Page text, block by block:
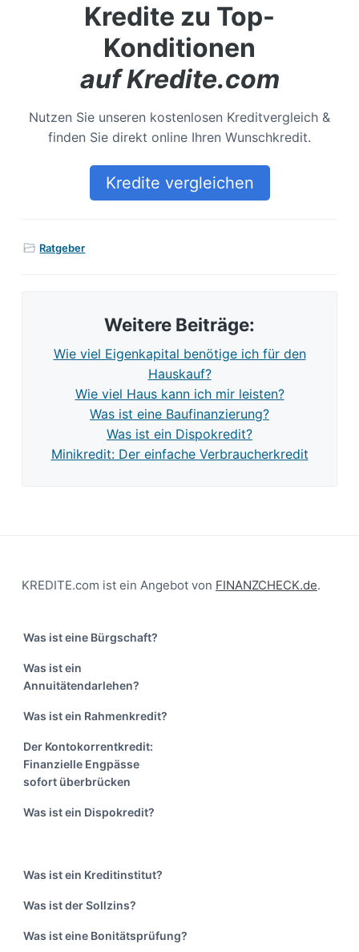
Kredite zu Top-
Konditionen
auf Kredite.com
Nutzen Sie unseren kostenlosen Kreditvergleich &
finden Sie direkt online Ihren Wunschkredit.
Kredite vergleichen
Ratgeber
Weitere Beiträge:
Wie viel Eigenkapital benötige ich für den
Hauskauf?
Wie viel Haus kann ich mir leisten?
Was ist eine Baufinanzierung?
Was ist ein Dispokredit?
Minikredit: Der einfache Verbraucherkredit
Footer
KREDITE.com ist ein Angebot von FINANZCHECK.de.
Was ist eine Bürgschaft?
Was ist ein
Annuitätendarlehen?
Was ist ein Rahmenkredit?
Der Kontokorrentkredit:
Finanzielle Engpässe
sofort überbrücken
Was ist ein Dispokredit?
Was ist ein Kreditinstitut?
Was ist der Sollzins?
Was ist eine Bonitätsprüfung?